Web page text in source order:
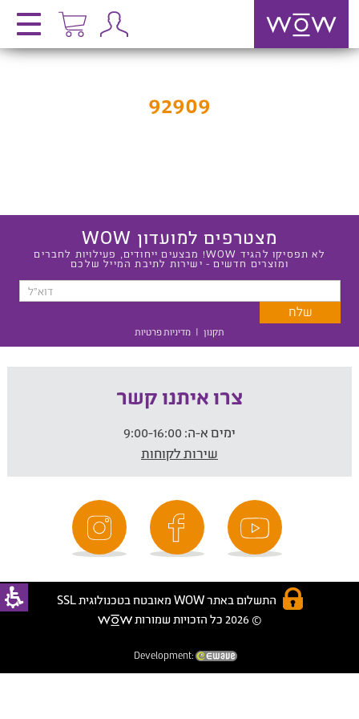
92909
מצטרפים למועדון WOW
לא תפסיקו להגיד WOW! מבצעים ייחודים, פעילויות לחברים
ומוצרים חדשים - ישירות לתיבת המייל שלכם
תקנון | מדיניות פרטיות
צרו איתנו קשר
ימים א-ה:
שירות לקוחות
התשלום באתר WOW מאובטח בטכנולוגית SSL
© 2026 כל הזכויות שמורות
Development: